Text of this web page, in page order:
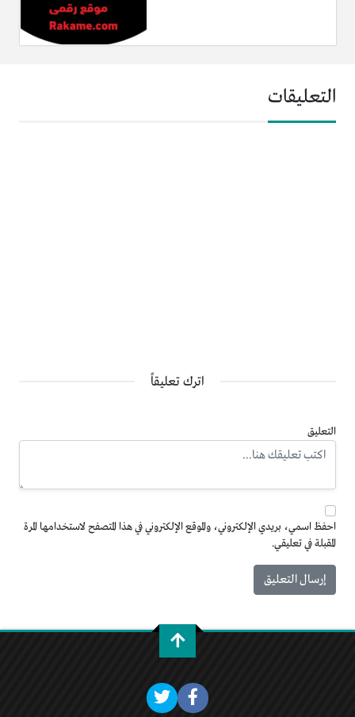
التعليقات
اترك تعليقاً
التعليق
احفظ اسمي، بريدي الإلكتروني، والموقع الإلكتروني في هذا المتصفح لاستخدامها المرة
المقبلة في تعليقي.